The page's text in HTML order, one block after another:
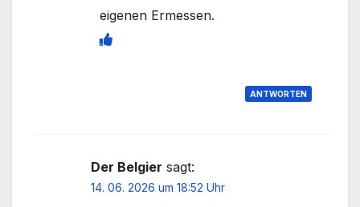
eigenen Ermessen.
ANTWORTEN
Der Belgier sagt:
14. 06. 2026 um 18:52 Uhr